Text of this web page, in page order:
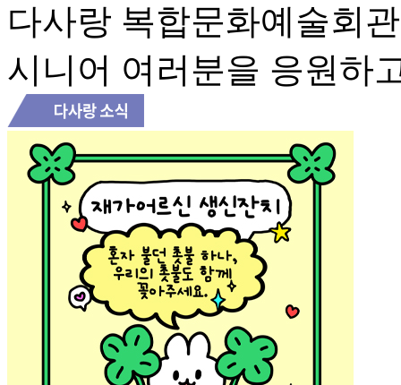
다사랑 복합문화예술회
시니어 여러분을 응원하